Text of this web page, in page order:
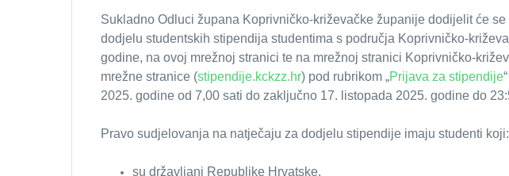
Sukladno Odluci župana Koprivničko-križevačke županije dodijelit će
dodjelu studentskih stipendija studentima s područja Koprivničko-
godine, na ovoj mrežnoj stranici te na mrežnoj stranici Koprivničko-
mrežne stranice (stipendije.kckzz.hr) pod rubrikom „Prijava za stipendije
2025. godine od 7,00 sati do zaključno 17. listopada 2025. godine do
Pravo sudjelovanja na natječaju za dodjelu stipendije imaju studenti koji:
su državljani Republike Hrvatske,